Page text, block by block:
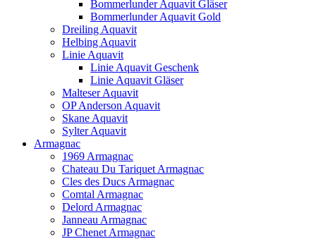
Bommerlunder Aquavit Gläser
Bommerlunder Aquavit Gold
Dreiling Aquavit
Helbing Aquavit
Linie Aquavit
Linie Aquavit Geschenk
Linie Aquavit Gläser
Malteser Aquavit
OP Anderson Aquavit
Skane Aquavit
Sylter Aquavit
Armagnac
1969 Armagnac
Chateau Du Tariquet Armagnac
Cles des Ducs Armagnac
Comtal Armagnac
Delord Armagnac
Janneau Armagnac
JP Chenet Armagnac